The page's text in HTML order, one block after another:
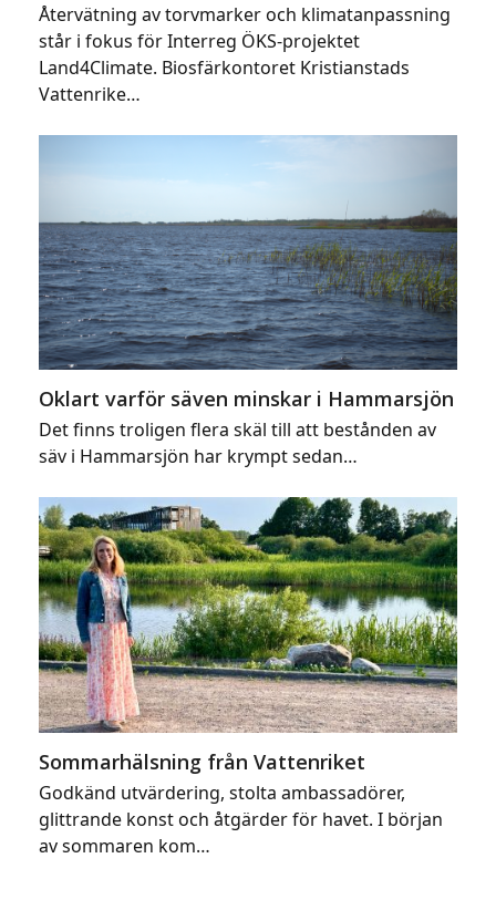
Återvätning av torvmarker och klimatanpassning
står i fokus för Interreg ÖKS-projektet
Land4Climate. Biosfärkontoret Kristianstads
Vattenrike…
Oklart varför säven minskar i Hammarsjön
Det finns troligen flera skäl till att bestånden av
säv i Hammarsjön har krympt sedan…
Sommarhälsning från Vattenriket
Godkänd utvärdering, stolta ambassadörer,
glittrande konst och åtgärder för havet. I början
av sommaren kom…